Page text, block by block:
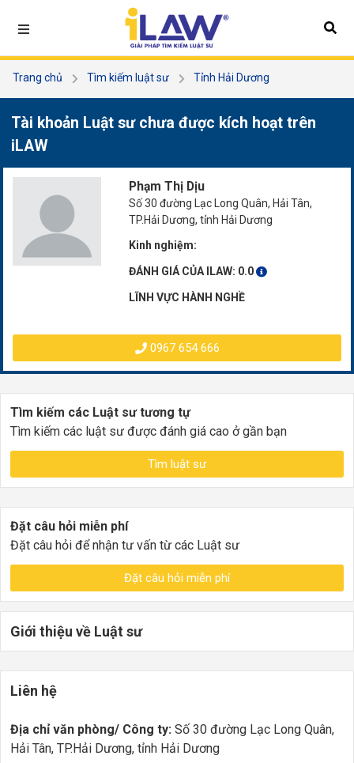
Trang chủ Tìm kiếm luật sư
Tỉnh Hải Dương
Tài khoản Luật sư chưa được kích hoạt trên
iLAW
Phạm Thị Dịu
Số 30 đường Lạc Long Quân, Hải Tân,
TP.Hải Dương, tỉnh Hải Dương
Kinh nghiệm:
ĐÁNH GIÁ CỦA ILAW: 0.0
LĨNH VỰC HÀNH NGHỀ
0967 654 666
Tìm kiếm các Luật sư tương tự
Tìm kiếm các luật sư được đánh giá cao ở gần bạn
Tìm luật sư
Đặt câu hỏi miễn phí
Đặt câu hỏi để nhận tư vấn từ các Luật sư
Đặt câu hỏi miễn phí
Giới thiệu về Luật sư
Liên hệ
Địa chỉ văn phòng/ Công ty: Số 30 đường Lạc Long Quân,
Hải Tân, TP.Hải Dương, tỉnh Hải Dương